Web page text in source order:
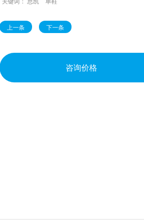
上一条 下一条
咨询价格